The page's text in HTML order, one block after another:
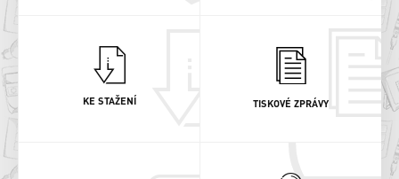
KE STAŽENÍ TISKOVÉ ZPRÁVY